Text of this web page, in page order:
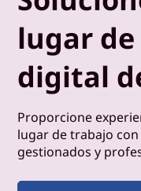
lugar
digital
Proporcione
lugar de trabajo
gestionados y